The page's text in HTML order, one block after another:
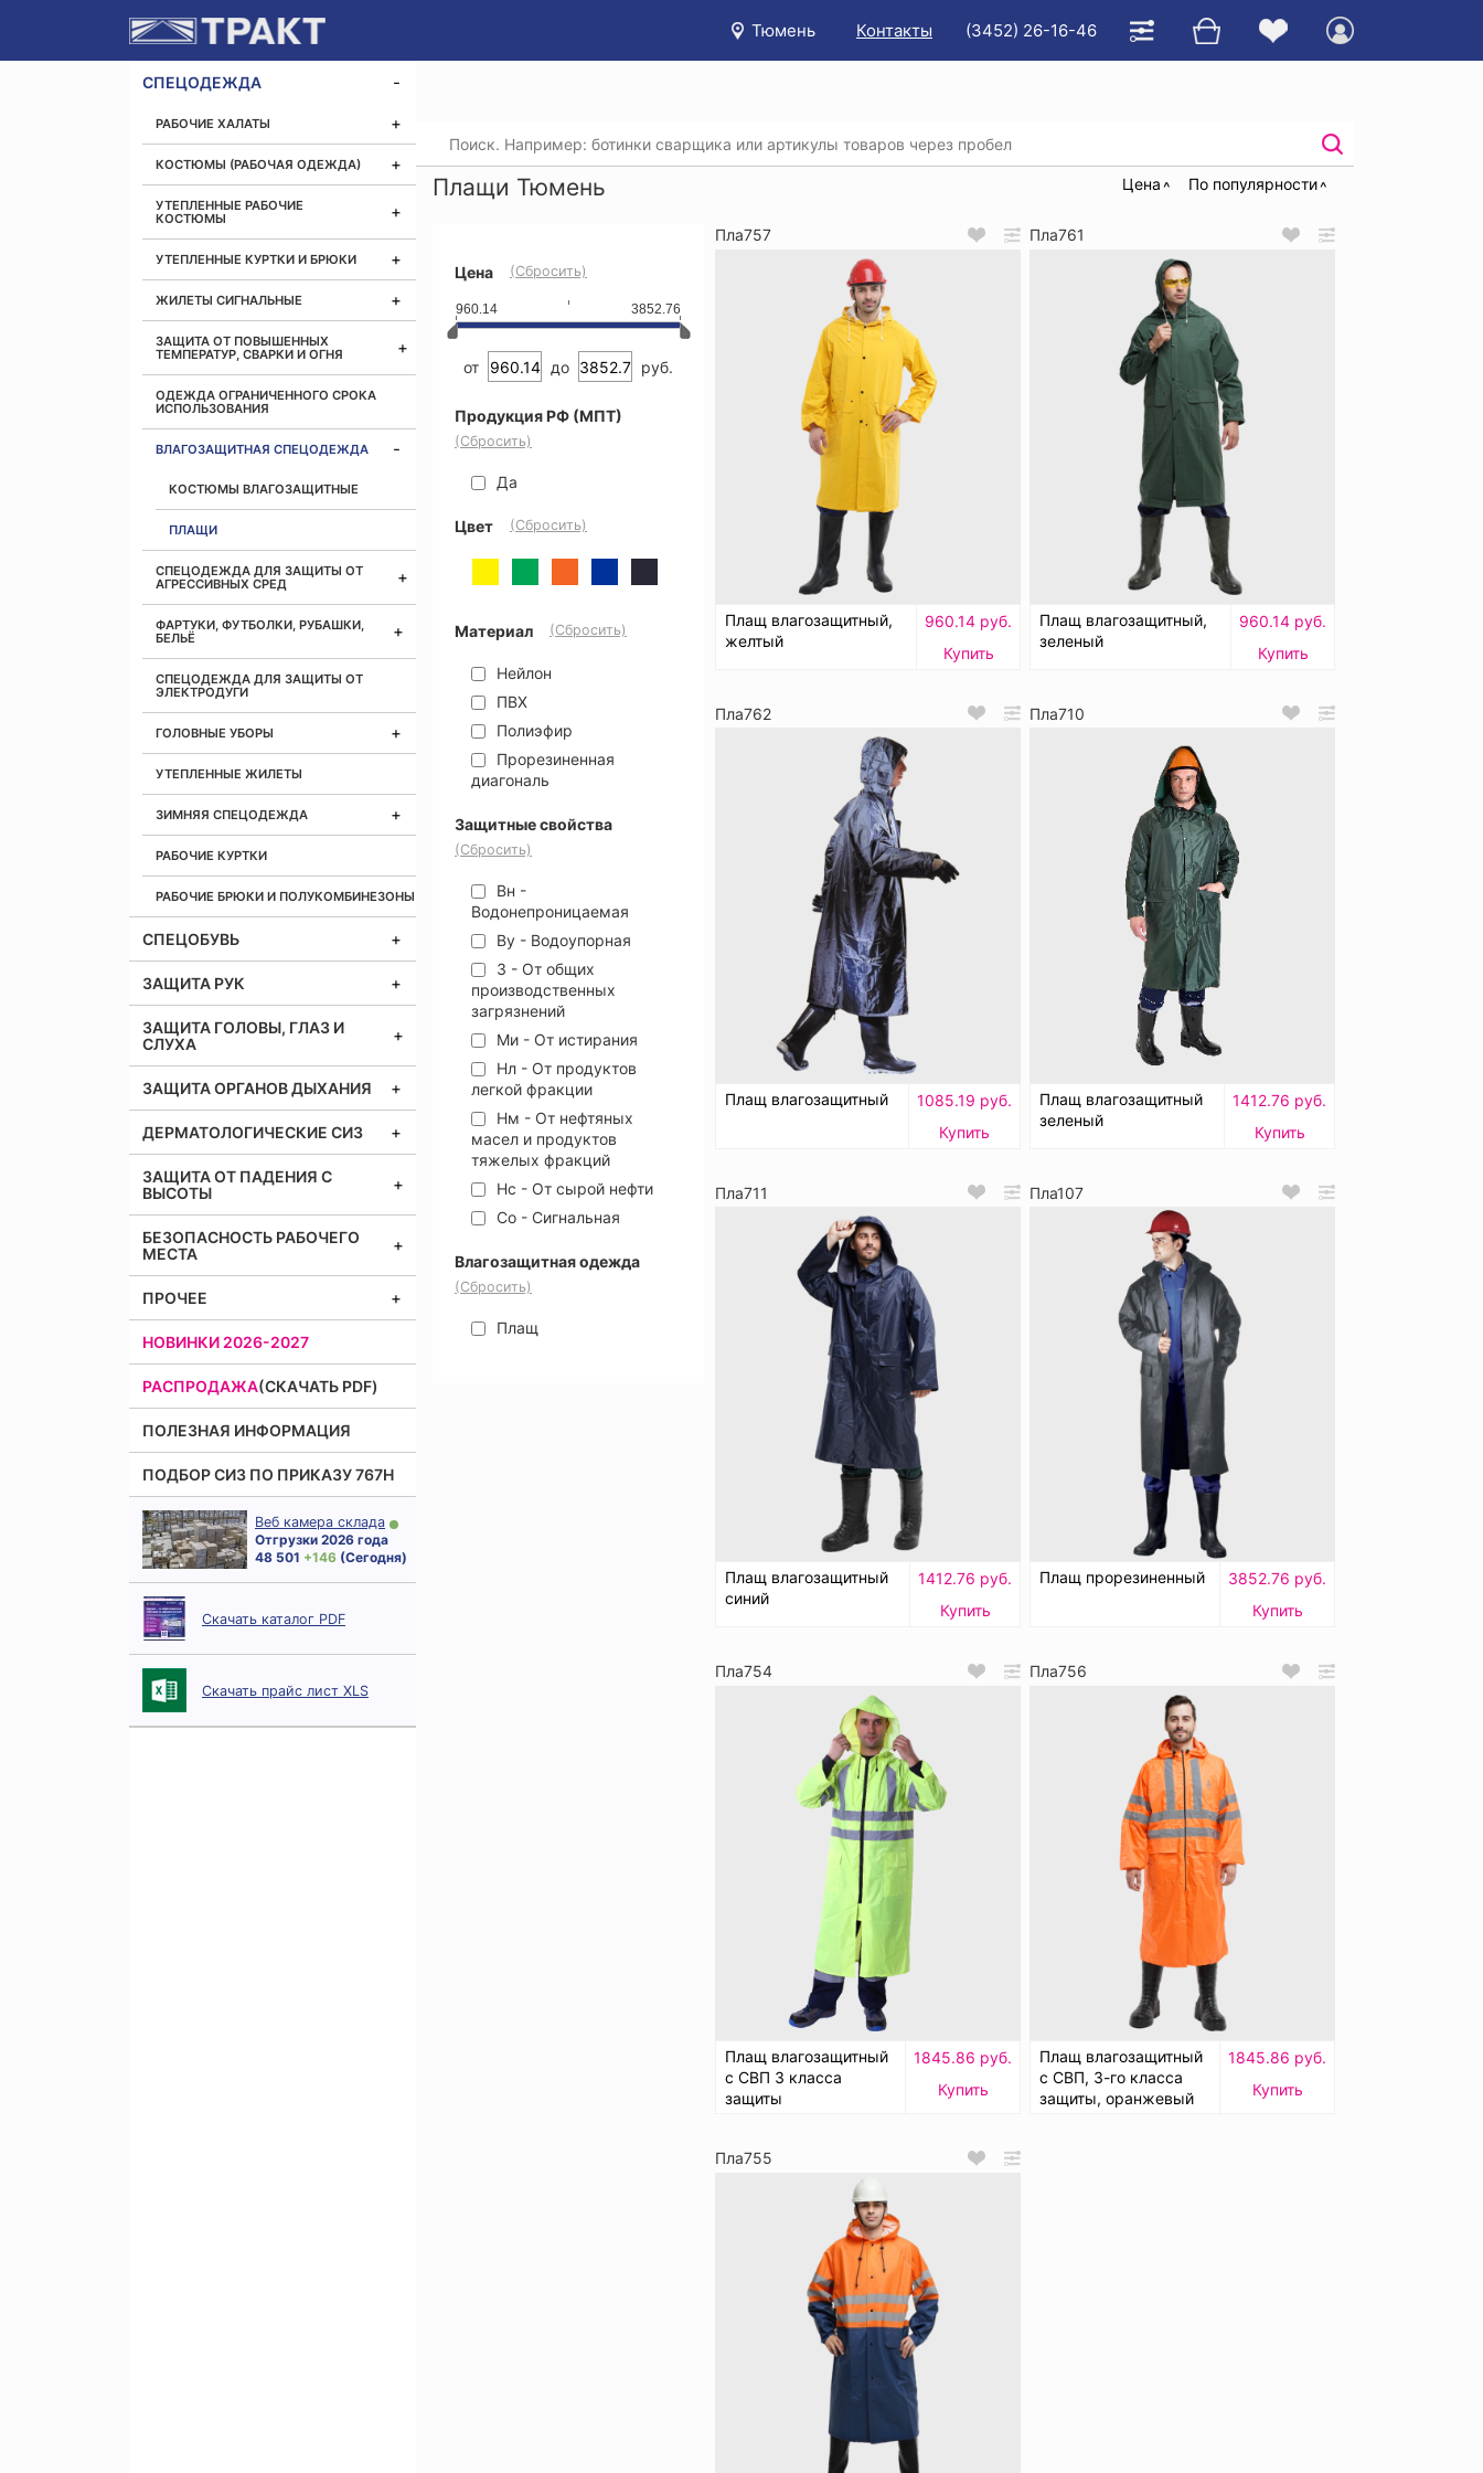
Тюмень Контакты (3452) 26-16-46
СПЕЦОДЕЖДА
РАБОЧИЕ ХАЛАТЫ
КОСТЮМЫ (РАБОЧАЯ ОДЕЖДА)
УТЕПЛЕННЫЕ РАБОЧИЕ
КОСТЮМЫ
УТЕПЛЕННЫЕ КУРТКИ И БРЮКИ
ЖИЛЕТЫ СИГНАЛЬНЫЕ
ЗАЩИТА ОТ ПОВЫШЕННЫХ
ТЕМПЕРАТУР, СВАРКИ И ОГНЯ
ОДЕЖДА ОГРАНИЧЕННОГО СРОКА
ИСПОЛЬЗОВАНИЯ
ВЛАГОЗАЩИТНАЯ СПЕЦОДЕЖДА
КОСТЮМЫ ВЛАГОЗАЩИТНЫЕ
ПЛАЩИ
СПЕЦОДЕЖДА ДЛЯ ЗАЩИТЫ ОТ
АГРЕССИВНЫХ СРЕД
ФАРТУКИ, ФУТБОЛКИ, РУБАШКИ,
БЕЛЬЁ
СПЕЦОДЕЖДА ДЛЯ ЗАЩИТЫ ОТ
ЭЛЕКТРОДУГИ
ГОЛОВНЫЕ УБОРЫ
УТЕПЛЕННЫЕ ЖИЛЕТЫ
ЗИМНЯЯ СПЕЦОДЕЖДА
РАБОЧИЕ КУРТКИ
РАБОЧИЕ БРЮКИ И ПОЛУКОМБИНЕЗОНЫ
СПЕЦОБУВЬ
ЗАЩИТА РУК
ЗАЩИТА ГОЛОВЫ, ГЛАЗ И
СЛУХА
ЗАЩИТА ОРГАНОВ ДЫХАНИЯ
ДЕРМАТОЛОГИЧЕСКИЕ СИЗ
ЗАЩИТА ОТ ПАДЕНИЯ С
ВЫСОТЫ
БЕЗОПАСНОСТЬ РАБОЧЕГО
МЕСТА
ПРОЧЕЕ
НОВИНКИ 2026-2027
РАСПРОДАЖА(СКАЧАТЬ PDF)
ПОЛЕЗНАЯ ИНФОРМАЦИЯ
ПОДБОР СИЗ ПО ПРИКАЗУ 767Н
Веб камера склада
Отгрузки 2026 года
48 501 + 146 (Сегодня)
Скачать каталог PDF
Скачать прайс лист XLS
Плащи Тюмень Цена По популярности
Цена (Сбросить)
960.14 3852.76
от до руб.
Продукция РФ (МПТ)
(Сбросить)
Да
Цвет (Сбросить)
Материал (Сбросить)
Нейлон
ПВХ
Полиэфир
Прорезиненная
диагональ
Защитные свойства
(Сбросить)
Вн -
Водонепроницаемая
Ву - Водоупорная
З - От общих
производственных
загрязнений
Ми - От истирания
Нл - От продуктов
легкой фракции
Нм - От нефтяных
масел и продуктов
тяжелых фракций
Нс - От сырой нефти
Со - Сигнальная
Влагозащитная одежда
(Сбросить)
Плащ
Пла757
Плащ влагозащитный,
желтый
960.14 руб.
Купить
Пла761
Плащ влагозащитный,
зеленый
960.14 руб.
Купить
Пла762
Плащ влагозащитный
1085.19 руб.
Купить
Пла710
Плащ влагозащитный
зеленый
1412.76 руб.
Купить
Пла711
Плащ влагозащитный
синий
1412.76 руб.
Купить
Пла107
Плащ прорезиненный
3852.76 руб.
Купить
Пла754
Плащ влагозащитный
с СВП 3 класса
защиты
1845.86 руб.
Купить
Пла756
Плащ влагозащитный
с СВП, 3-го класса
защиты, оранжевый
1845.86 руб.
Купить
Пла755